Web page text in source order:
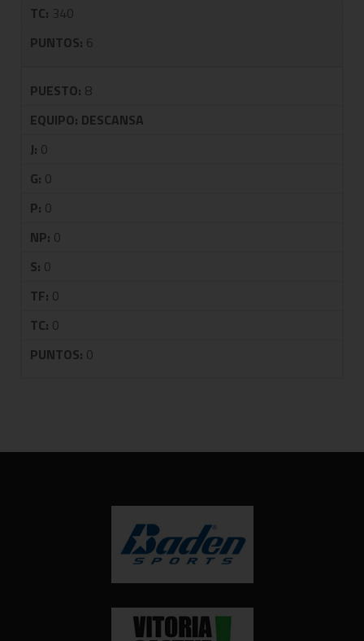
TC: 340
PUNTOS: 6
PUESTO: 8
EQUIPO: DESCANSA
J: 0
G: 0
P: 0
NP: 0
S: 0
TF: 0
TC: 0
PUNTOS: 0